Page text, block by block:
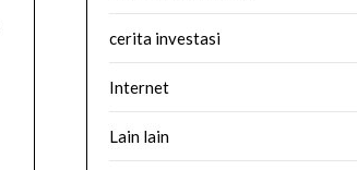
cerita investasi
Internet
Lain lain